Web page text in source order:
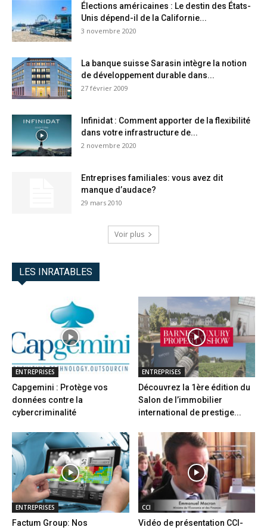
Élections américaines : Le destin des États-
Unis dépend-il de la Californie...
3 novembre 2020
La banque suisse Sarasin intègre la notion
de développement durable dans...
27 février 2009
Infinidat : Comment apporter de la flexibilité
dans votre infrastructure de...
2 novembre 2020
Entreprises familiales: vous avez dit
manque d’audace?
29 mars 2010
Voir plus
LES INRATABLES
ENTREPRISES
Capgemini : Protège vos
données contre la
cybercriminalité
ENTREPRISES
Découvrez la 1ère édition du
Salon de l’immobilier
international de prestige...
ENTREPRISES
Factum Group: Nos
CCI
Vidéo de présentation CCI-